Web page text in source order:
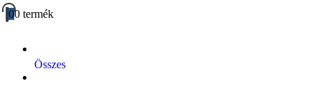
00 termék
Összes